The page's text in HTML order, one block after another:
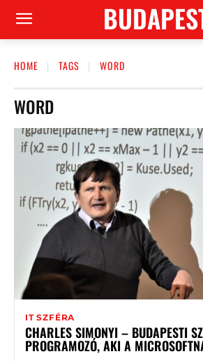
HOME TAGS WORD
WORD
IT SZFÉRA
CHARLES SIMONYI – BUDAPESTI
PROGRAMOZÓ, AKI A